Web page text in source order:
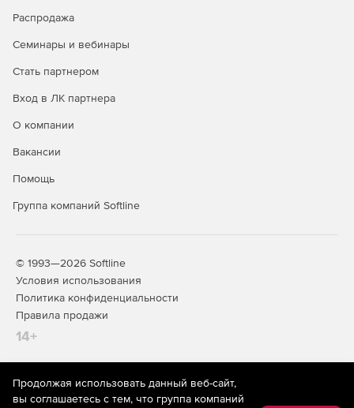
Интеграция с DLP и SIEM.
Специальные службы (встроены в
продукт и входят в его стоимость):
Почтовый сервер.
IP-телефония.
Дополнительные модули:
Антивирус Kaspersky.
Антиспам Kaspersky.
Garnet Web Filter - модуль категоризации трафика.
Распродажа
Семинары и вебинары
Стать партнером
Вход в ЛК партнера
О компании
Вакансии
Помощь
Группа компаний Softline
© 1993—2026 Softline
Условия использования
Политика конфиденциальности
Правила продажи
14+
На информационном ресурсе store.softline.ru применяются
рекомендательные технологии(информационные технологии
Продолжая использовать данный веб-сайт,
вы соглашаетесь с тем, что группа компаний